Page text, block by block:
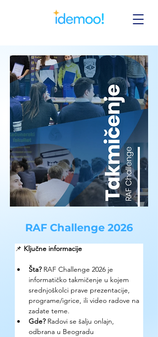
RAF Challenge 2026
📌 Ključne informacije
Šta? RAF Challenge 2026 je
informatičko takmičenje u kojem
srednjoškolci prave prezentacije,
programe/igrice, ili video radove na
zadate teme.
Gde? Radovi se šalju onlajn,
odbrana u Beogradu